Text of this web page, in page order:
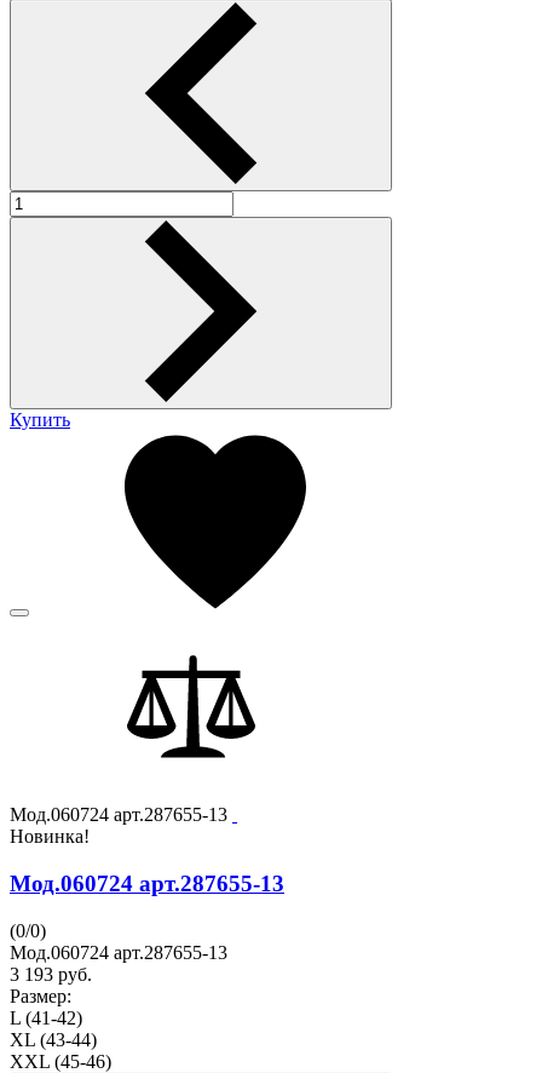
Купить
Мод.060724 арт.287655-13
Новинка!
Мод.060724 арт.287655-13
(0/0)
Мод.060724 арт.287655-13
3 193 руб.
Размер:
L (41-42)
XL (43-44)
XXL (45-46)